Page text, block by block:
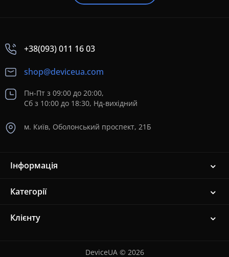
+38(093) 011 16 03
shop@deviceua.com
Пн-Пт з 09:00 до 20:00,
Сб з 10:00 до 18:30, Нд-вихідний
м. Київ, Оболонський проспект, 21Б
Інформація
Категорії
Клієнту
DeviceUA © 2026